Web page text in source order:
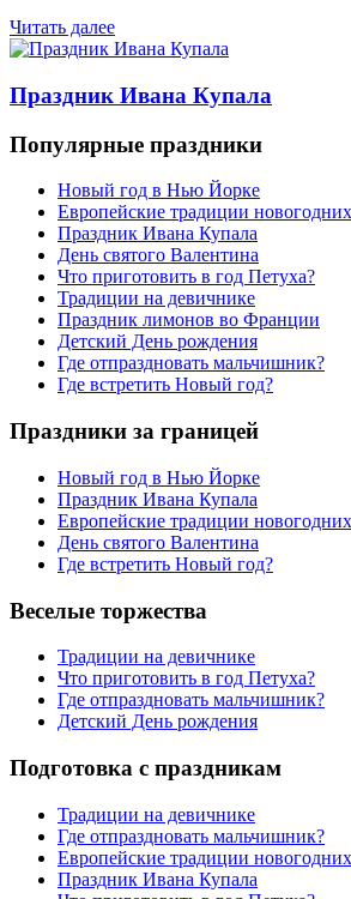
Читать далее
Праздник Ивана Купала
Популярные праздники
Новый год в Нью Йорке
Европейские традиции
Праздник Ивана Купала
День святого Валентина
Что приготовить в год Петуха?
Традиции на девичнике
Праздник лимонов во Франции
Детский День рождения
Где отпраздновать мальчишник?
Где встретить Новый год?
Праздники за границей
Новый год в Нью Йорке
Праздник Ивана Купала
Европейские традиции
День святого Валентина
Где встретить Новый год?
Веселые торжества
Традиции на девичнике
Что приготовить в год Петуха?
Где отпраздновать мальчишник?
Детский День рождения
Подготовка с праздникам
Традиции на девичнике
Где отпраздновать мальчишник?
Европейские традиции
Праздник Ивана Купала